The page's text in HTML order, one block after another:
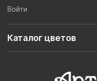
Войти
Каталог цветов